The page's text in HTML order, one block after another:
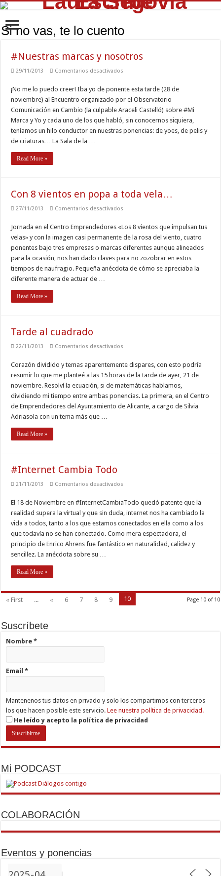
Si no vas, te lo cuento
#Nuestras marcas y nosotros
29/11/2013 Comentarios desactivados
y
nosotros
¡No me lo puedo creer! Iba yo de ponente esta tarde (28 de
noviembre) al Encuentro organizado por el Observatorio
Comunicación en Cambio (la culpable Araceli Castelló) sobre #Mi
Marca y Yo y cada uno de los que habló, sin conocernos siquiera,
teníamos un hilo conductor en nuestras ponencias: de yoes, de pelis y
de criaturas… La Sala de la …
Read More »
Con 8 vientos en popa a toda vela…
27/11/2013 Comentarios desactivados
vientos
en
popa
a
vela…
Jornada en el Centro Emprendedores «Los 8 vientos que impulsan tus
velas» y con la imagen casi permanente de la rosa del viento, cuatro
ponentes bajo tres empresas o marcas diferentes aunque alineados
para la ocasión, nos han dado claves para no zozobrar en estos
tiempos de naufragio. Pequeña anécdota de cómo se apreciaba la
diferente manera de actuar de …
Read More »
Tarde al cuadrado
22/11/2013 Comentarios desactivados
cuadrado
Corazón dividido y temas aparentemente dispares, con esto podría
resumir lo que me planteé a las 15 horas de la tarde de ayer, 21 de
noviembre. Resolví la ecuación, si de matemáticas hablamos,
dividiendo mi tiempo entre ambas ponencias. La primera, en el Centro
de Emprendedores del Ayuntamiento de Alicante, a cargo de Silvia
Adriasola con un tema más que …
Read More »
#Internet Cambia Todo
21/11/2013 Comentarios desactivados
Todo
El 18 de Noviembre en #InternetCambiaTodo quedó patente que la
realidad supera la virtual y que sin duda, internet nos ha cambiado la
vida a todos, tanto a los que estamos conectados en ella como a los
que todavía no se han conectado. Como mera espectadora, el
principio de Enrico Ahrens fue fantástico en naturalidad, calidez y
sencillez. La anécdota sobre su …
Read More »
Page 10 of 10
« First ... « 6 7 8 9 10
Suscríbete
Nombre*
Email*
Mantenenos tus datos en privado y solo los compartimos con terceros
los que hacen posible este servicio.Lee nuestra política de privacidad.
He leído y acepto la política de privacidad
Mi PODCAST
COLABORACIÓN
Eventos y ponencias